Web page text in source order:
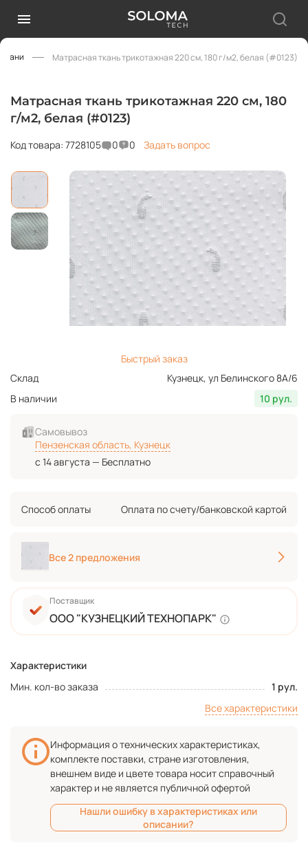
Матрасная ткань трикотажная 220 см, 180 г/м2, белая (#0123)
Матрасная ткань трикотажная 220 см, 180
г/м2, белая (#0123)
Код товара: 7728105 0 0 Задать вопрос
Характеристики
Мин. кол-во заказа
1 рул.
Все характеристики
Поставщик
ООО "КУЗНЕЦКИЙ ТЕХНОПАРК"
Быстрый заказ
Склад
Кузнецк, ул Белинского 8А/6
В наличии
10 рул.
Самовывоз
Пензенская область, Кузнецк
с 14 августа — Бесплатно
Способ оплаты Оплата по счету/банковской картой
Все 2 предложения
Информация о технических характеристиках,
комплекте поставки, стране изготовления,
внешнем виде и цвете товара носит справочный
характер и не является публичной офертой
Нашли ошибку в характеристиках или
описании?